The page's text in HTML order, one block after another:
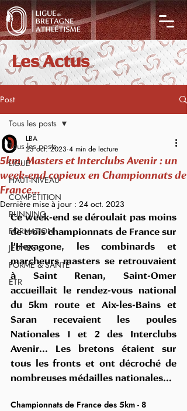
Les Actus
Post
Tous les posts
LIGUE
HAUT-NIVEAU
COMPÉTITION
RUNNING
FORMATION
JEUNES
FORME & SANTÉ
ETR
Tous les posts
5km, Masters et Interclubs Avenir : un
week-end copieux en Championnats de
France...
LBA
23 oct. 2023 4 min de lecture
Dernière mise à jour : 24 oct. 2023
Ce week-end se déroulait pas moins
de trois championnats de France sur
l'Hexagone, les combinards et
marcheurs masters se retrouvaient
à Saint Renan, Saint-Omer
accueillait le rendez-vous national
du 5km route et Aix-les-Bains et
Saran recevaient les poules
Nationales 1 et 2 des Interclubs
Avenir... Les bretons étaient sur
tous les fronts et ont décroché de
nombreuses médailles nationales...
Championnats de France des 5km - 8